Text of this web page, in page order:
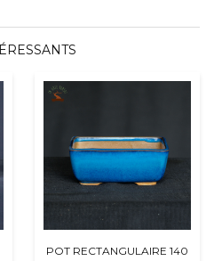
POT RECTANGULAIRE 140